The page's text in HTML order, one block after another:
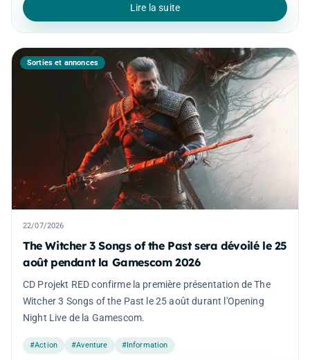
Lire la suite
Sorties et annonces
22/07/2026
The Witcher 3 Songs of the Past sera dévoilé le 25
août pendant la Gamescom 2026
CD Projekt RED confirme la première présentation de The
Witcher 3 Songs of the Past le 25 août durant l'Opening
Night Live de la Gamescom.
#Action #Aventure #Information